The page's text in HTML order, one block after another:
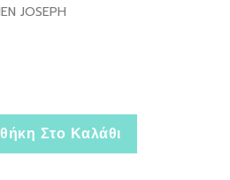
JOSEPH
Στο Καλάθι